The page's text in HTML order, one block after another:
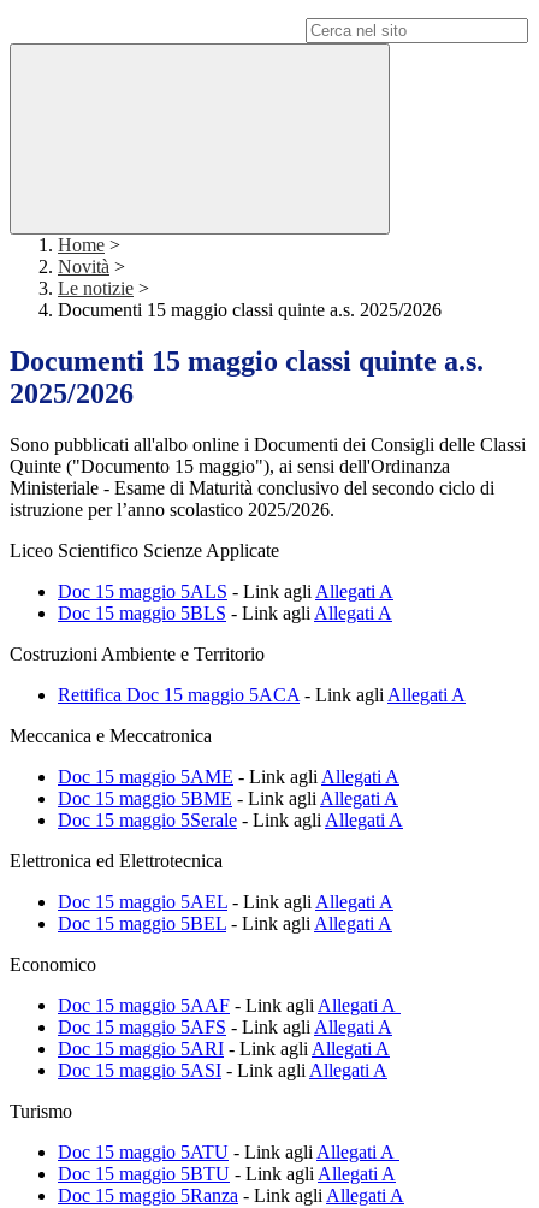
Home >
Novità >
Le notizie >
Documenti 15 maggio classi quinte a.s. 2025/2026
Documenti 15 maggio classi quinte a.s.
2025/2026
Sono pubblicati all'albo online i Documenti dei Consigli delle Classi
Quinte ("Documento 15 maggio"), ai sensi dell'Ordinanza
Ministeriale - Esame di Maturità conclusivo del secondo ciclo di
istruzione per l’anno scolastico 2025/2026.
Liceo Scientifico Scienze Applicate
Doc 15 maggio 5ALS - Link agli Allegati A
Doc 15 maggio 5BLS - Link agli Allegati A
Costruzioni Ambiente e Territorio
Rettifica Doc 15 maggio 5ACA - Link agli Allegati A
Meccanica e Meccatronica
Doc 15 maggio 5AME - Link agli Allegati A
Doc 15 maggio 5BME - Link agli Allegati A
Doc 15 maggio 5Serale - Link agli Allegati A
Elettronica ed Elettrotecnica
Doc 15 maggio 5AEL - Link agli Allegati A
Doc 15 maggio 5BEL - Link agli Allegati A
Economico
Doc 15 maggio 5AAF - Link agli Allegati A
Doc 15 maggio 5AFS - Link agli Allegati A
Doc 15 maggio 5ARI - Link agli Allegati A
Doc 15 maggio 5ASI - Link agli Allegati A
Turismo
Doc 15 maggio 5ATU - Link agli Allegati A
Doc 15 maggio 5BTU - Link agli Allegati A
Doc 15 maggio 5Ranza - Link agli Allegati A